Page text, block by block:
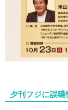
夕刊フジに誤